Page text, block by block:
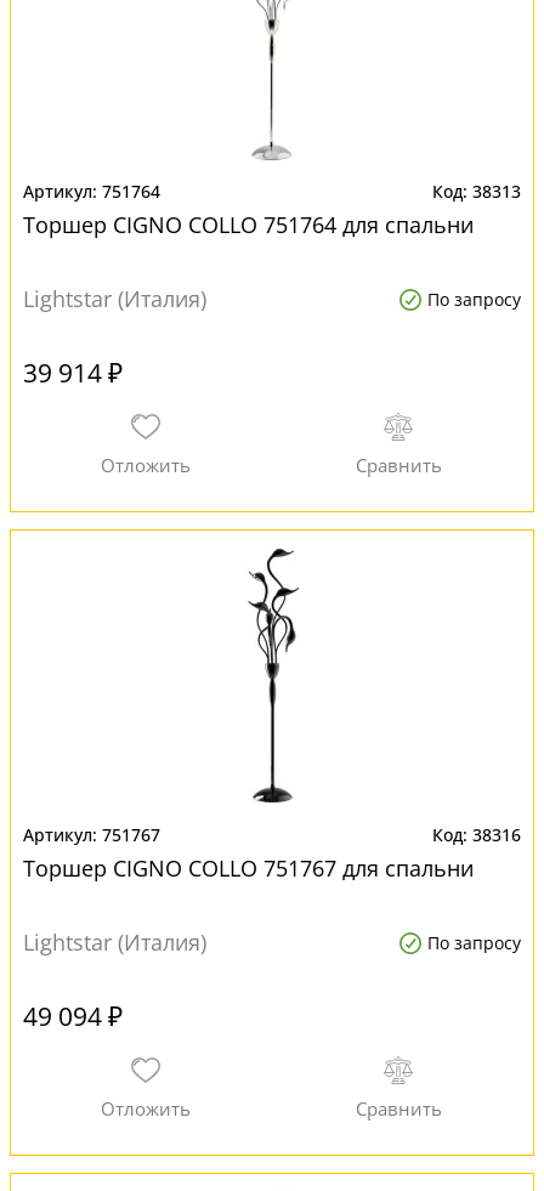
751764 38313
Торшер CIGNO COLLO 751764 для спальни
Lightstar (Италия) По запросу
39 914 ₽
751767 38316
Торшер CIGNO COLLO 751767 для спальни
Lightstar (Италия) По запросу
49 094 ₽